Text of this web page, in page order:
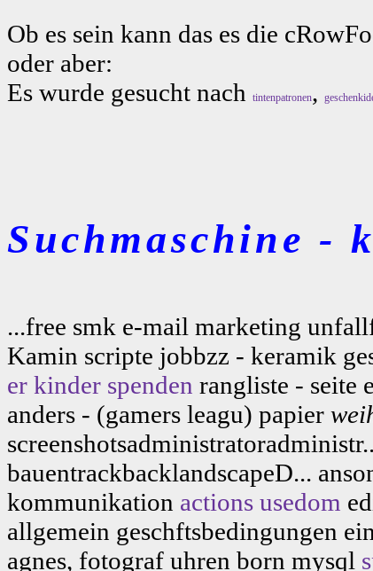
Ob es sein kann das es die
oder aber:
Es wurde gesucht nach
tintenpatronen,
Suchmaschine -
...free smk e-mail marketing
Kamin scripte jobbzz - keramik
er kinder spenden rangliste - seite
anders - (gamers leagu) papier
bauentrackbacklandscapeD...
kommunikation actions usedom
allgemein geschftsbedingungen
agnes, fotograf uhren born mysql